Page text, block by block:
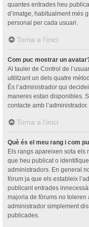
quantes entrades heu
d’imatge, habitualment més
personal per cada usuari.
Torna a l’inici
Com puc mostrar un
Al tauler de Control de
utilitzant un dels quatre
És l’administrador qui
maneres estan disponibles.
contacte amb l’administrador.
Torna a l’inici
Què és el meu rang i com
Els rangs apareixen sota els
que heu publicat o
administradors. En general
fòrum ja que els estableix
publicant entrades
majoria de fòrums no toleren
administrador simplement
publicades.